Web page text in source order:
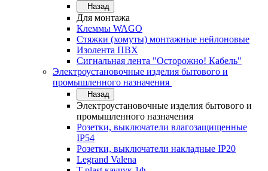
Назад
Для монтажа
Клеммы WAGO
Стяжки (хомуты) монтажные нейлоновые
Изолента ПВХ
Сигнальная лента "Осторожно! Кабель"
Электроустановочные изделия бытового и
промышленного назначения
Назад
Электроустановочные изделия бытового и
промышленного назначения
Розетки, выключатели влагозащищенные
IP54
Розетки, выключатели накладные IP20
Legrand Valena